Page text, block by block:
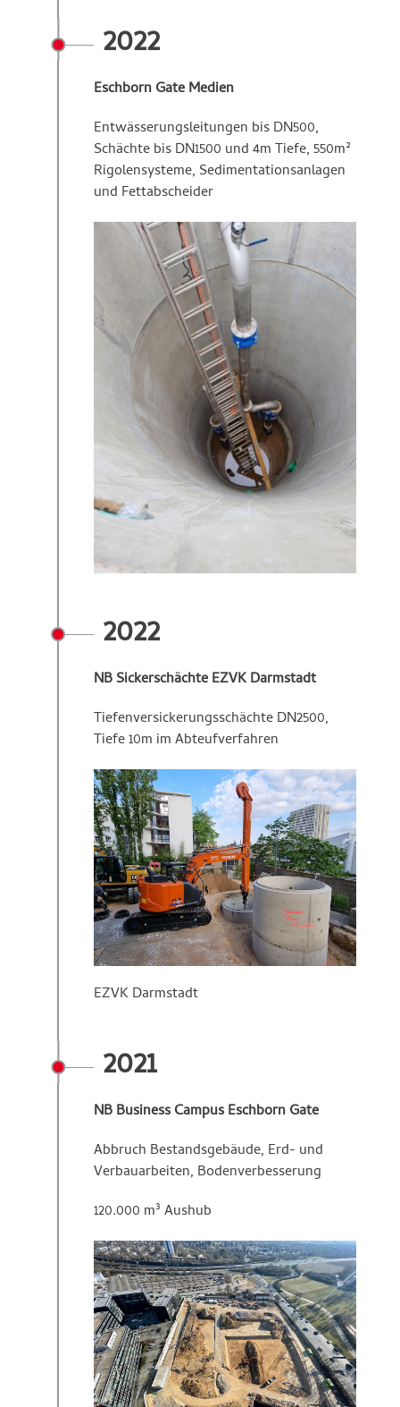
2022
Eschborn Gate Medien
Entwässerungsleitungen bis DN500,
Schächte bis DN1500 und 4m Tiefe, 550m²
Rigolensysteme, Sedimentationsanlagen
und Fettabscheider
2022
NB Sickerschächte EZVK Darmstadt
Tiefenversickerungsschächte DN2500,
Tiefe 10m im Abteufverfahren
EZVK Darmstadt
2021
NB Business Campus Eschborn Gate
Abbruch Bestandsgebäude, Erd- und
Verbauarbeiten, Bodenverbesserung
120.000 m³ Aushub